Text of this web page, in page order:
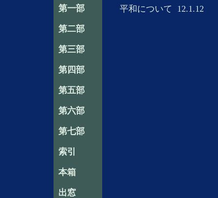
第一部
第二部
第三部
第四部
第五部
第六部
第七部
索引
本箱
出窓
平和について 12.1.12